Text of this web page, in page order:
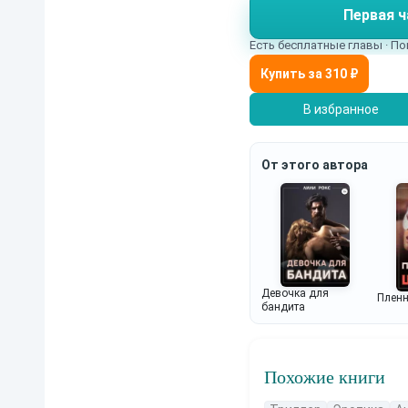
оставшийся
Я хочу спасти тех,
Первая
Есть бесплатные главы ·
В избранное
От этого автора
Девочка для
бандита
Похожие книги